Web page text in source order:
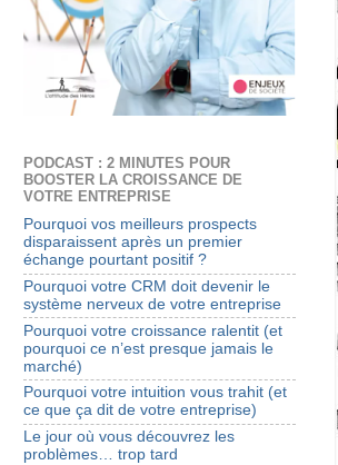
PODCAST : 2 MINUTES POUR
BOOSTER LA CROISSANCE DE
VOTRE ENTREPRISE
Pourquoi vos meilleurs prospects
disparaissent après un premier
échange pourtant positif ?
Pourquoi votre CRM doit devenir le
système nerveux de votre entreprise
Pourquoi votre croissance ralentit (et
pourquoi ce n’est presque jamais le
marché)
Pourquoi votre intuition vous trahit (et
ce que ça dit de votre entreprise)
Le jour où vous découvrez les
problèmes… trop tard